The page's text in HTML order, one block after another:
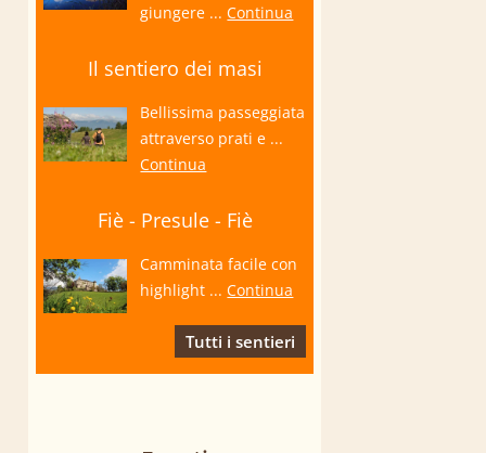
giungere ...Continua
Il sentiero dei masi
Bellissima passeggiata
attraverso prati e ...
Continua
Fiè - Presule - Fiè
Camminata facile con
highlight ...Continua
Tutti i sentieri